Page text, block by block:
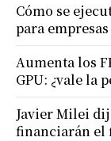
Cómo se
para empresas
Aumenta los
GPU: ¿vale la
Javier Milei
financiarán el